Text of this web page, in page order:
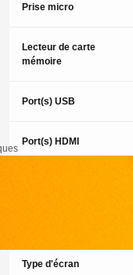
Prise micro
Lecteur de carte
mémoire
Port(s) USB
Port(s) HDMI
Type d'écran